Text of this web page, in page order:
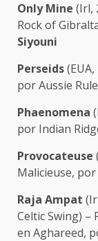
Only Mine (Irl,
Rock of
Siyouni
Perseids
por Aussie
Phaenomena
por Indian
Provocateuse
Malicieuse,
Raja Ampat
Celtic Swing) –
en Aghareed,